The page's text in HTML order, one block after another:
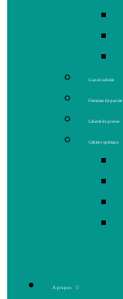
Gaz de schiste
Femmes de parole
Liberté de presse
Cahiers spéciaux
À propos